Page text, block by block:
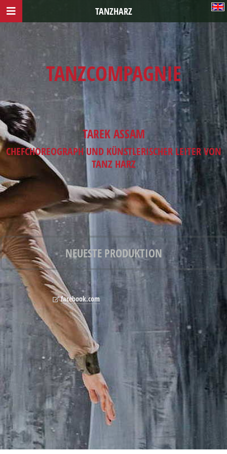
TANZCOMPAGNIE
TAREK ASSAM
CHEFCHOREOGRAPH UND KÜNSTLERISCHER LEITER VON
TANZ HARZ
NEUESTE PRODUKTION
facebook.com
TANZHARZ